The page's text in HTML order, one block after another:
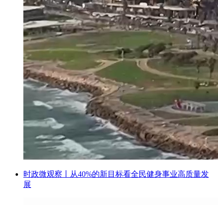
时政微观察丨从40%的新目标看全民健身事业高质量发
展